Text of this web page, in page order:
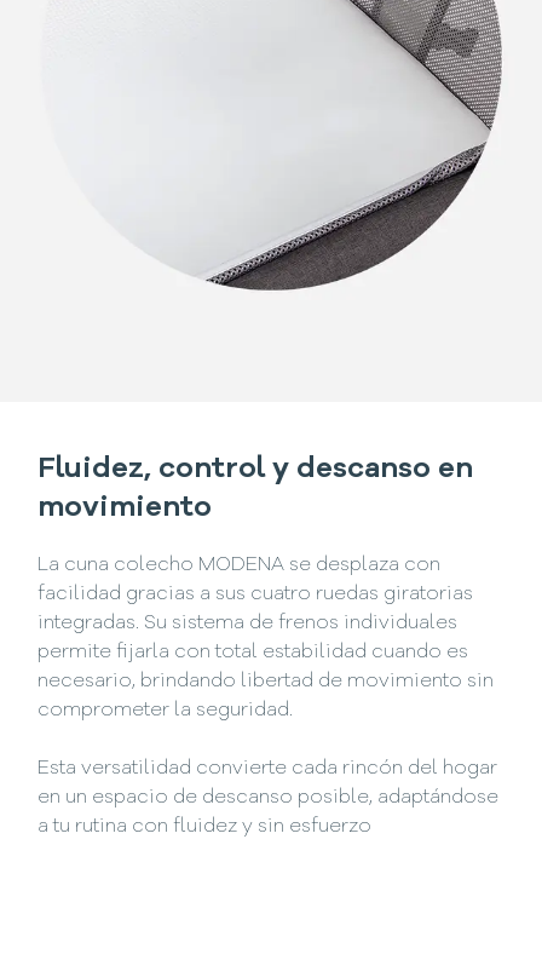
Fluidez, control y descanso en
movimiento
La cuna colecho MODENA se desplaza con
facilidad gracias a sus cuatro ruedas giratorias
integradas. Su sistema de frenos individuales
permite fijarla con total estabilidad cuando es
necesario, brindando libertad de movimiento sin
comprometer la seguridad.
Esta versatilidad convierte cada rincón del hogar
en un espacio de descanso posible, adaptándose
a tu rutina con fluidez y sin esfuerzo